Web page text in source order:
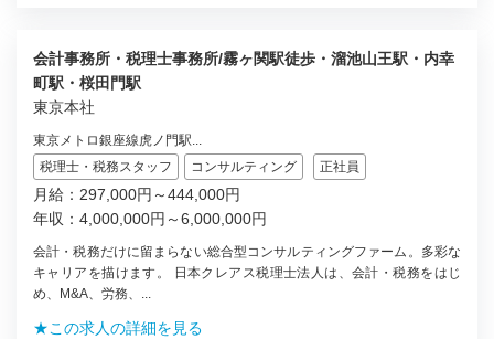
会計事務所・税理士事務所/霧ヶ関駅徒歩・溜池山王駅・内幸
町駅・桜田門駅
東京本社
東京メトロ銀座線虎ノ門駅...
税理士・税務スタッフ
コンサルティング 正社員
月給：297,000円～444,000円
年収：4,000,000円～6,000,000円
会計・税務だけに留まらない総合型コンサルティングファーム。多彩な
キャリアを描けます。 日本クレアス税理士法人は、会計・税務をはじ
め、M&A、労務、...
★この求人の詳細を見る